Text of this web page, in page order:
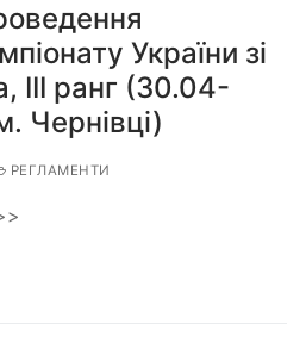
України зі
ІІІ ранг (30.04-
Чернівці)
РЕГЛАМЕНТИ